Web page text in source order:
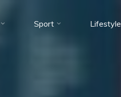
Sport Lifestyle